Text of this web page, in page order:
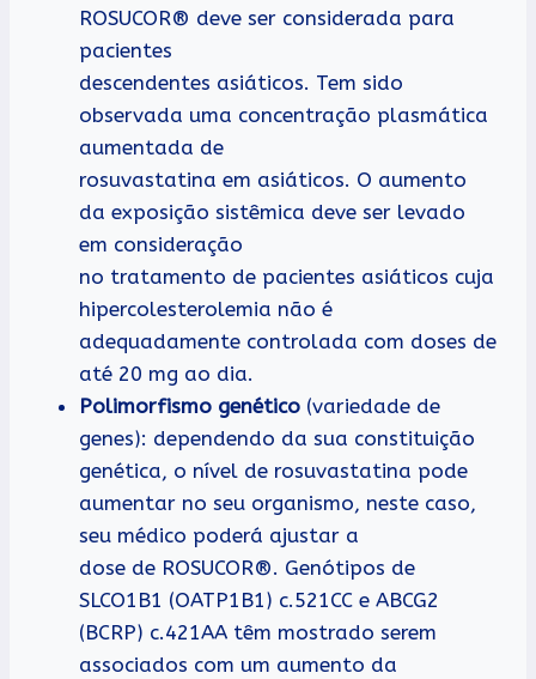
ROSUCOR® deve ser considerada para
pacientes
descendentes asiáticos. Tem sido
observada uma concentração plasmática
aumentada de
rosuvastatina em asiáticos. O aumento
da exposição sistêmica deve ser levado
em consideração
no tratamento de pacientes asiáticos cuja
hipercolesterolemia não é
adequadamente controlada com doses de
até 20 mg ao dia.
Polimorfismo genético (variedade de
genes): dependendo da sua constituição
genética, o nível de rosuvastatina pode
aumentar no seu organismo, neste caso,
seu médico poderá ajustar a
dose de ROSUCOR®. Genótipos de
SLCO1B1 (OATP1B1) c.521CC e ABCG2
(BCRP) c.421AA têm mostrado serem
associados com um aumento da